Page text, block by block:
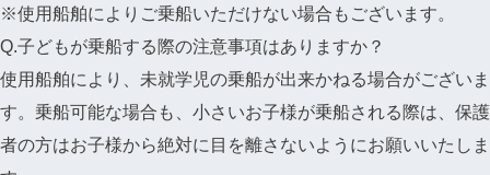
※使用船舶によりご乗船いただけない場合もございます。
Q.子どもが乗船する際の注意事項はありますか？
使用船舶により、未就学児の乗船が出来かねる場合がございま
す。乗船可能な場合も、小さいお子様が乗船される際は、保護
者の方はお子様から絶対に目を離さないようにお願いいたしま